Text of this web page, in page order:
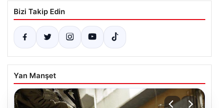
Bizi Takip Edin
Yan Manşet